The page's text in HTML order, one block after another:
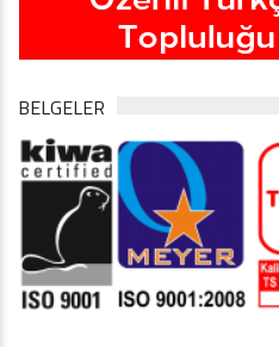
BELGELER